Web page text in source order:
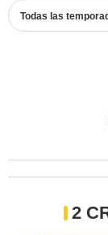
Todas las
2